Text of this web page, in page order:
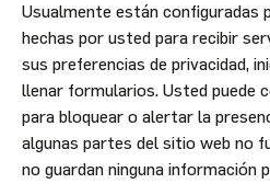
Usualmente están configuradas
hechas por usted para recibir
sus preferencias de privacidad,
llenar formularios. Usted puede
para bloquear o alertar la
algunas partes del sitio web no
no guardan ninguna información